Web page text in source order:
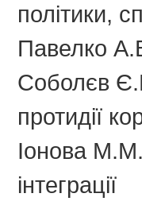
політики,
Павелко
Соболєв
протидії
Іонова М.М.
інтеграції